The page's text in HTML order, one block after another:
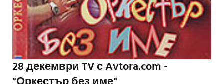
28 декември TV с Avtora.com -